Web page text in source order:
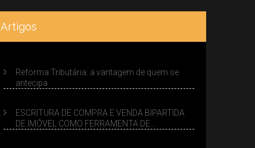
Artigos
Reforma Tributária: a vantagem de quem se
antecipa
ESCRITURA DE COMPRA E VENDA BIPARTIDA
DE IMÓVEL COMO FERRAMENTA DE